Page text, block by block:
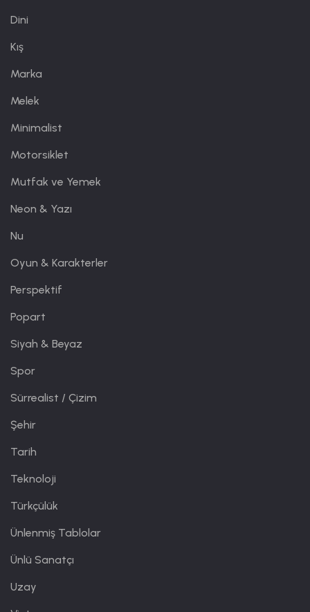
Dini
Kış
Marka
Melek
Minimalist
Motorsiklet
Mutfak ve Yemek
Neon & Yazı
Nu
Oyun & Karakterler
Perspektif
Popart
Siyah & Beyaz
Spor
Sürrealist / Çizim
Şehir
Tarih
Teknoloji
Türkçülük
Ünlenmiş Tablolar
Ünlü Sanatçı
Uzay